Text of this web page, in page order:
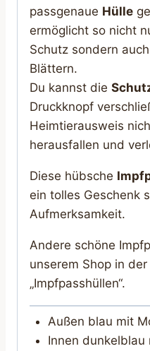
passgenaue Hülle
ermöglicht so nicht
Schutz sondern
Blättern.
Du kannst die
Druckknopf
Heimtierausweis
herausfallen und
Diese hübsche
ein tolles Geschenk
Aufmerksamkeit.
Andere schöne
unserem Shop in
„Impfpasshüllen“.
Außen blau mit
Innen dunkelblau